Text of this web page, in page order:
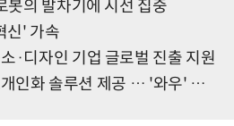
의 발차기에 시선 집중
신' 가속
·디자인 기업 글로벌 진출 지원
루션 제공 … '와우' 포인트 만들어야